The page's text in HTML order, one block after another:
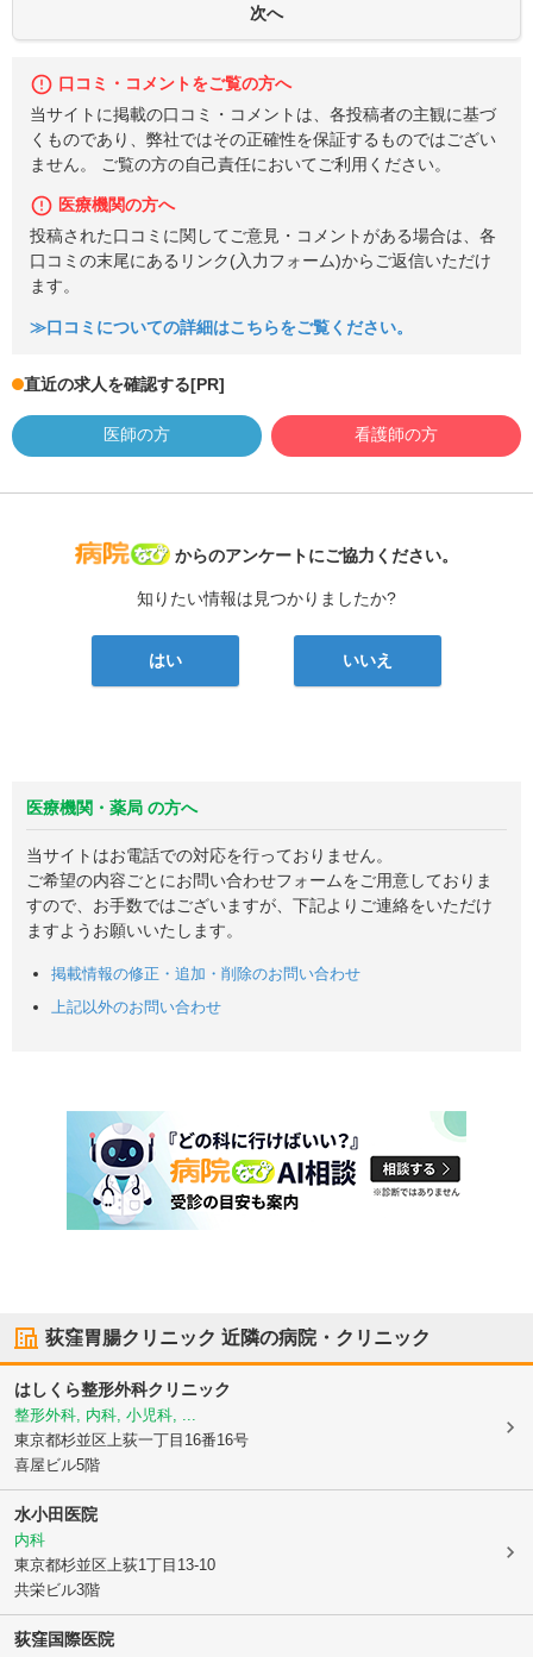
口コミ・コメントをご覧の方へ
当サイトに掲載の口コミ・コメントは、各投稿者の主観に基づ
くものであり、弊社ではその正確性を保証するものではござい
ません。 ご覧の方の自己責任においてご利用ください。
医療機関の方へ
投稿された口コミに関してご意見・コメントがある場合は、各
口コミの末尾にあるリンク(入力フォーム)からご返信いただけ
ます。
≫口コミについての詳細はこちらをご覧ください。
直近の求人を確認する[PR]
医師の方 看護師の方
病院なび
からのアンケートにご協力ください。
知りたい情報は見つかりましたか?
はい いいえ
医療機関・薬局 の方へ
当サイトはお電話での対応を行っておりません。
ご希望の内容ごとにお問い合わせフォームをご用意しておりま
すので、お手数ではございますが、下記よりご連絡をいただけ
ますようお願いいたします。
掲載情報の修正・追加・削除のお問い合わせ
上記以外のお問い合わせ
荻窪胃腸クリニック 近隣の病院・クリニック
はしくら整形外科クリニック
整形外科, 内科, 小児科, ...
東京都杉並区上荻一丁目16番16号
喜屋ビル5階
水小田医院
内科
東京都杉並区上荻1丁目13-10
共栄ビル3階
荻窪国際医院